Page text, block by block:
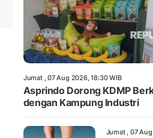
Jumat , 07 Aug 2026, 18:30 WIB
Asprindo Dorong KDMP
dengan Kampung Industri
Jumat , 07